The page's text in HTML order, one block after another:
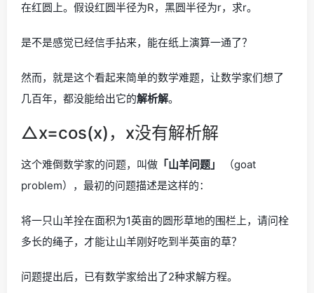
在红圆上。假设红圆半径为R，黑圆半径为r，求r。
是不是感觉已经信手拈来，能在纸上演算一通了？
然而，就是这个看起来简单的数学难题，让数学家们想了
几百年，都没能给出它的解析解。
△x=cos(x)，x没有解析解
这个难倒数学家的问题，叫做 「山羊问题」
（goat
problem），最初的问题描述是这样的：
将一只山羊拴在面积为1英亩的圆形草地的围栏上，请问栓
多长的绳子，才能让山羊刚好吃到半英亩的草？
问题提出后，已有数学家给出了2种求解方程。